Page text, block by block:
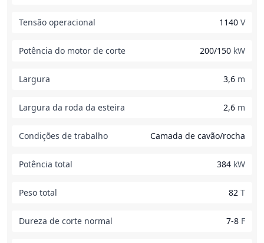
Tensão operacional 1140 V
Potência do motor de corte 200/150 kW
Largura 3,6 m
Largura da roda da esteira 2,6 m
Condições de trabalho Camada de cavão/rocha
Potência total 384 kW
Peso total 82 T
Dureza de corte normal 7-8 F